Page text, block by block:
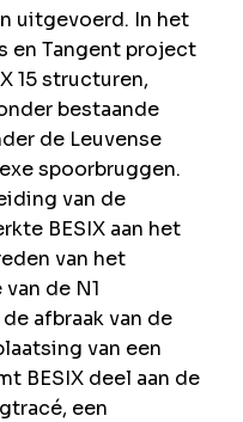
uitgevoerd. In het
en Tangent project
15 structuren,
bestaande
de Leuvense
spoorbruggen.
van de
BESIX aan het
van het
de N1
afbraak van de
van een
BESIX deel aan de
een